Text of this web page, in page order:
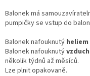
Balonek má
pumpičky se vstup do
Balonek nafouknutý heliem
Balonek nafouknutý
několik týdnů až měsíců.
Lze plnit opakovaně.